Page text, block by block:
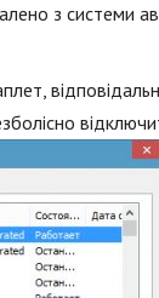
з системи